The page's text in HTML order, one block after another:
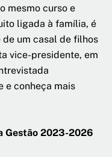
mesmo curso e
ligada à família, é
de um casal de filhos
vice-presidente, em
e conheça mais
Gestão 2023-2026